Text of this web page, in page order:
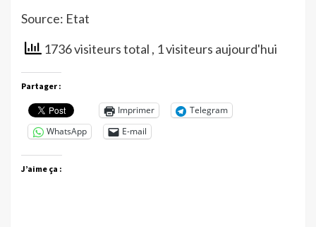
Source: Etat
1736 visiteurs total , 1 visiteurs aujourd'hui
Partager :
Imprimer
Telegram
WhatsApp
E-mail
J’aime ça :